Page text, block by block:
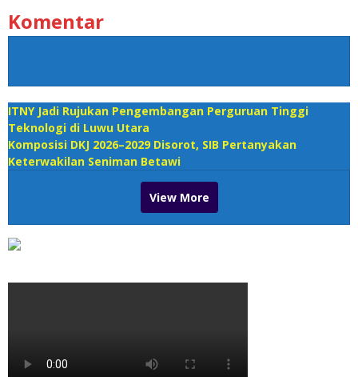
Komentar
ITNY Jadi Rujukan Pengembangan Perguruan Tinggi
Teknologi di Luwu Utara
Komposisi DKJ 2026–2029 Disorot, SIB Pertanyakan
Keterwakilan Seniman Betawi
View More